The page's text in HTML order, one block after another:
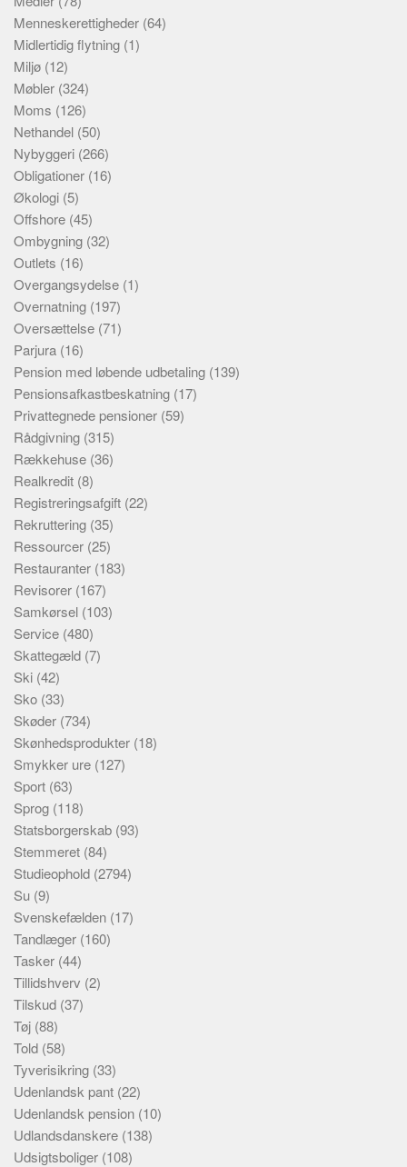
Menneskerettigheder (64)
Midlertidig flytning (1)
Miljø (12)
Møbler (324)
Moms (126)
Nethandel (50)
Nybyggeri (266)
Obligationer (16)
Økologi (5)
Offshore (45)
Ombygning (32)
Outlets (16)
Overgangsydelse (1)
Overnatning (197)
Oversættelse (71)
Parjura (16)
Pension med løbende udbetaling (139)
Pensionsafkastbeskatning (17)
Privattegnede pensioner (59)
Rådgivning (315)
Rækkehuse (36)
Realkredit (8)
Registreringsafgift (22)
Rekruttering (35)
Ressourcer (25)
Restauranter (183)
Revisorer (167)
Samkørsel (103)
Service (480)
Skattegæld (7)
Ski (42)
Sko (33)
Skøder (734)
Skønhedsprodukter (18)
Smykker ure (127)
Sport (63)
Sprog (118)
Statsborgerskab (93)
Stemmeret (84)
Studieophold (2794)
Su (9)
Svenskefælden (17)
Tandlæger (160)
Tasker (44)
Tillidshverv (2)
Tilskud (37)
Tøj (88)
Told (58)
Tyverisikring (33)
Udenlandsk pant (22)
Udenlandsk pension (10)
Udlandsdanskere (138)
Udsigtsboliger (108)